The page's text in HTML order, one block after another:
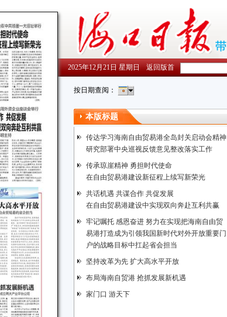
2025年12月21日 星期日 返回版首
按日期查阅：
本版标题
传达学习海南自由贸易港全岛封关启动会精神
研究部署中央巡视反馈意见整改落实工作
传承琼崖精神 勇担时代使命
在自由贸易港建设新征程上续写新荣光
共话机遇 共谋合作 共促发展
在自由贸易港建设中实现双向奔赴互利共赢
牢记嘱托 感恩奋进 努力在实现把海南自由贸
易港打造成为引领我国新时代对外开放重要门
户的战略目标中扛起省会担当
坚持改革为先 扩大高水平开放
布局海南自贸港 抢抓发展新机遇
家门口 游天下